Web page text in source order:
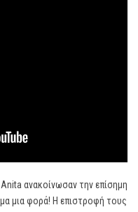
ανακοίνωσαν την επίσημη
μια φορά! Η επιστροφή τους